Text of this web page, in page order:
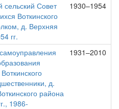
сельский Совет
Воткинского
д. Верхняя
гг.
1930–1954
д.
района
1986-
1931–2010